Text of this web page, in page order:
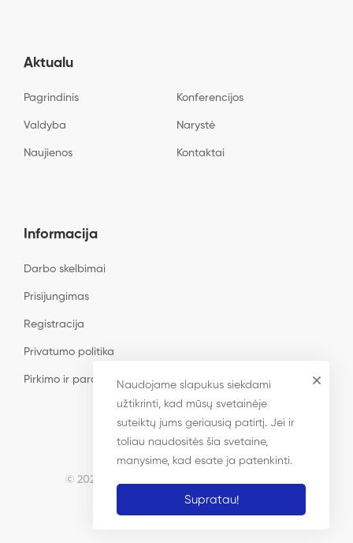
Aktualu
Pagrindinis Konferencijos
Valdyba Narystė
Naujienos Kontaktai
Informacija
Darbo skelbimai
Prisijungimas
Registracija
Privatumo politika
Pirkimo ir pardavimo taisyklės
© 2023 Radiologija.lt. Visos teisės saugomos
Naudojame slapukus siekdami
užtikrinti, kad mūsų svetainėje
suteiktų jums geriausią patirtį. Jei ir
toliau naudositės šia svetaine,
manysime, kad esate ja patenkinti.
Supratau!